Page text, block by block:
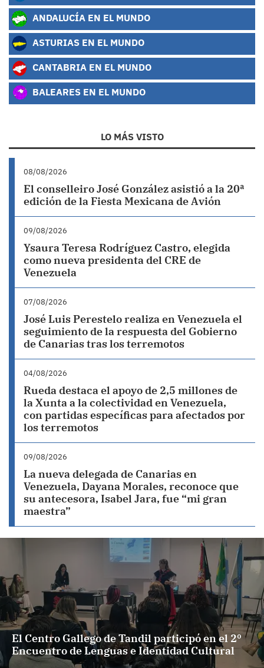
ANDALUCÍA EN EL MUNDO
ASTURIAS EN EL MUNDO
CANTABRIA EN EL MUNDO
BALEARES EN EL MUNDO
LO MÁS VISTO
08/08/2026
El conselleiro José González asistió a la 20ª
edición de la Fiesta Mexicana de Avión
09/08/2026
Ysaura Teresa Rodríguez Castro, elegida
como nueva presidenta del CRE de
Venezuela
07/08/2026
José Luis Perestelo realiza en Venezuela el
seguimiento de la respuesta del Gobierno
de Canarias tras los terremotos
04/08/2026
Rueda destaca el apoyo de 2,5 millones de
la Xunta a la colectividad en Venezuela,
con partidas específicas para afectados por
los terremotos
09/08/2026
La nueva delegada de Canarias en
Venezuela, Dayana Morales, reconoce que
su antecesora, Isabel Jara, fue “mi gran
maestra”
El Centro Gallego de Tandil participó en el 2º
Encuentro de Lenguas e Identidad Cultural